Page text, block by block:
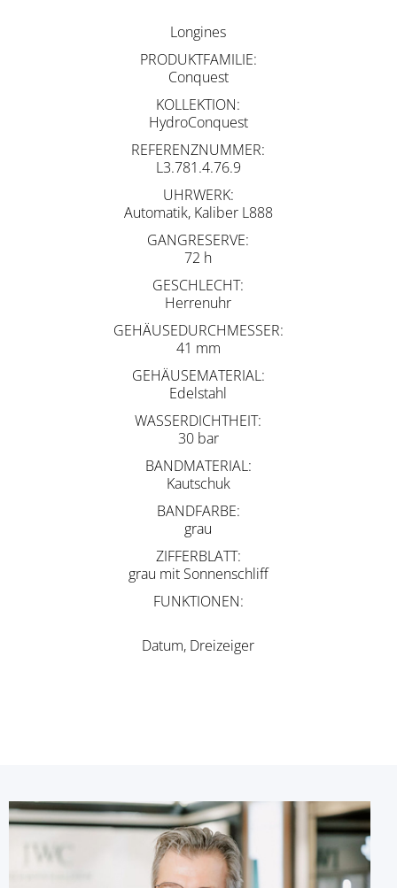
Longines
PRODUKTFAMILIE
Conquest
KOLLEKTION
HydroConquest
REFERENZNUMMER
L3.781.4.76.9
UHRWERK
Automatik, Kaliber L888
GANGRESERVE
72 h
GESCHLECHT
Herrenuhr
GEHÄUSEDURCHMESSER
41 mm
GEHÄUSEMATERIAL
Edelstahl
WASSERDICHTHEIT
30 bar
BANDMATERIAL
Kautschuk
BANDFARBE
grau
ZIFFERBLATT
grau mit Sonnenschliff
FUNKTIONEN
Datum, Dreizeiger